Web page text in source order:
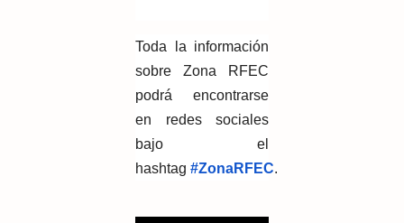
Toda la información
sobre Zona RFEC
podrá encontrarse
en redes sociales
bajo el
hashtag #ZonaRFEC.